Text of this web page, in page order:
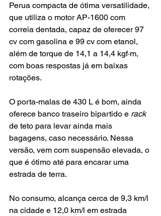
Perua compacta de ótima versatilidade,
que utiliza o motor AP-1600 com
correia dentada, capaz de oferecer 97
cv com gasolina e 99 cv com etanol,
além de torque de 14,1 a 14,4 kgf·m,
com boas respostas já em baixas
rotações.
O porta-malas de 430 L é bom, ainda
oferece banco traseiro bipartido e rack
de teto para levar ainda mais
bagagens, caso necessário. Nessa
versão, vem com suspensão elevada, o
que é ótimo até para encarar uma
estrada de terra.
No consumo, alcança cerca de 9,3 km/l
na cidade e 12,0 km/l em estrada